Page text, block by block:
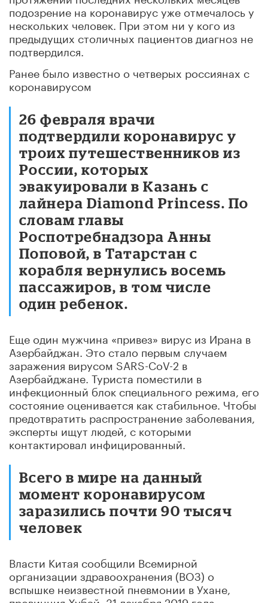
подозрение на коронавирус уже отмечалось у
нескольких человек. При этом ни у кого из
предыдущих столичных пациентов диагноз не
подтвердился.
Ранее было известно о четверых россиянах с
коронавирусом
26 февраля врачи
подтвердили коронавирус у
троих путешественников из
России, которых
эвакуировали в Казань с
лайнера Diamond Princess. По
словам главы
Роспотребнадзора Анны
Поповой, в Татарстан с
корабля вернулись восемь
пассажиров, в том числе
один ребенок.
Еще один мужчина «привез» вирус из Ирана в
Азербайджан. Это стало первым случаем
заражения вирусом SARS-CoV-2 в
Азербайджане. Туриста поместили в
инфекционный блок специального режима, его
состояние оценивается как стабильное. Чтобы
предотвратить распространение заболевания,
эксперты ищут людей, с которыми
контактировал инфицированный.
Всего в мире на данный
момент коронавирусом
заразились почти 90 тысяч
человек
Власти Китая сообщили Всемирной
организации здравоохранения (ВОЗ) о
вспышке неизвестной пневмонии в Ухане,